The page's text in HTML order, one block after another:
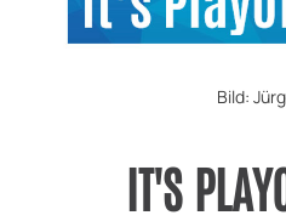
Bild:
IT'S